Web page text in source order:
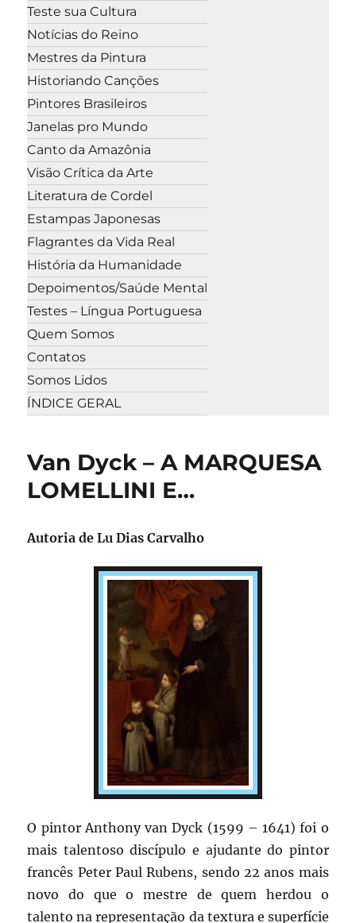
Teste sua Cultura
Notícias do Reino
Mestres da Pintura
Historiando Canções
Pintores Brasileiros
Janelas pro Mundo
Canto da Amazônia
Visão Crítica da Arte
Literatura de Cordel
Estampas Japonesas
Flagrantes da Vida Real
História da Humanidade
Depoimentos/Saúde Mental
Testes – Língua Portuguesa
Quem Somos
Contatos
Somos Lidos
ÍNDICE GERAL
Van Dyck – A MARQUESA
LOMELLINI E…
Autoria de Lu Dias Carvalho
O pintor Anthony van Dyck (1599 – 1641) foi o
mais talentoso discípulo e ajudante do pintor
francês Peter Paul Rubens, sendo 22 anos mais
novo do que o mestre de quem herdou o
talento na representação da textura e superfície